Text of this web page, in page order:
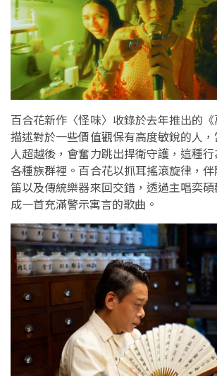
百合花新作〈怪味〉收錄於去年推出的《
描述對於一些價值觀保有高度敏銳的人
人超越後，會奮力跳出捍衛守護，這種
各種族群裡。百合花以抓耳搖滾旋律，
笛以及傳統樂器來回交錯，透過主唱奕
成一首充滿警示寓言的歌曲。